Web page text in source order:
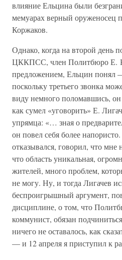
влияние Ельцина были
мемуарах верный оруженосец
Коржаков.
Однако, когда на второй день
ЦККПСС, член Политбюро Е.
предложением, Ельцин понял
поскольку третьего звонка
виду немного поломавшись, он
как сумел «уговорить» Е.
упрямца: «… зная о
он повел себя более
отказывался, говорил, что мне
что область уникальная,
жителей, много проблем,
не могу. Ну, и тогда Лигачев
беспроигрышный аргумент,
дисциплине, о том, что
коммунист, обязан
ничего не оставалось, как
— и 12 апреля я приступил к